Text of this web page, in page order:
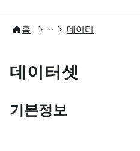
홈
개방 데이터
데이터셋
기본정보